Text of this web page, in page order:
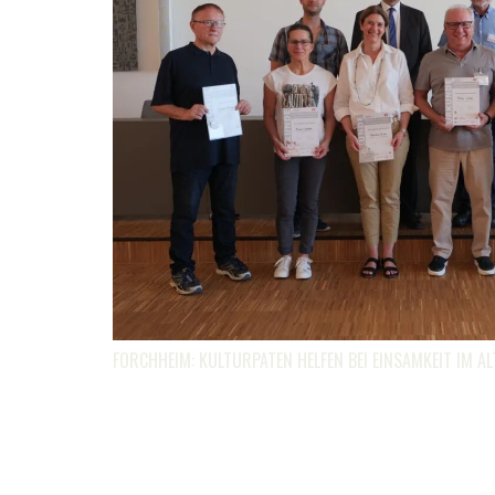
FORCHHEIM: KULTURPATEN HELFEN BEI EINSAMKEIT IM